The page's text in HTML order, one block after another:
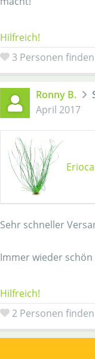
Hilfreich!
3 Personen
Ronny B.
April 2017
Sehr schneller
Immer wieder
Hilfreich!
2 Personen